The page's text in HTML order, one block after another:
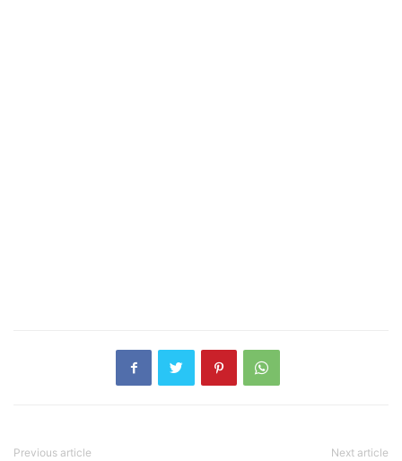
Previous article Next article